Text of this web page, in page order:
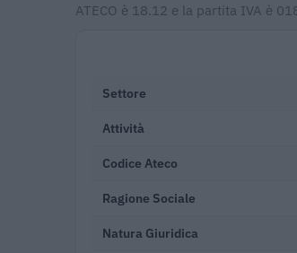
ATECO è 18.12 e la partita IVA è
Settore
Attività
Codice Ateco
Ragione Sociale
Natura Giuridica